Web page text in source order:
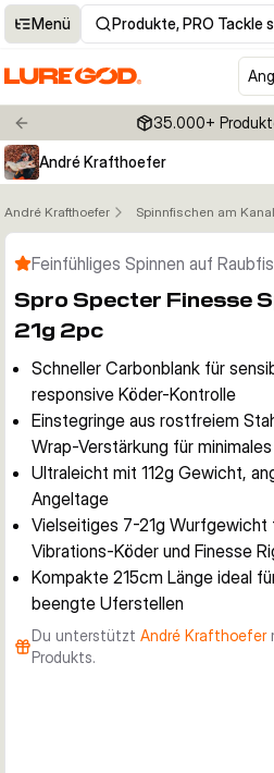
Menü Produkte, PRO Tackle
Previous slide 35.000+
André Krafthoefer
André Krafthoefer Spinnfischen am Kanal
Feinfühliges Spinnen auf
Spro Specter Finesse
21g 2pc
Schneller Carbonblank für
responsive Köder-Kontrolle
Einstegringe aus rostfreiem
Wrap-Verstärkung für
Ultraleicht mit 112g Gewicht,
Angeltage
Vielseitiges 7-21g Wurfgewicht
Vibrations-Köder und Finesse
Kompakte 215cm Länge ideal
beengte Uferstellen
Du unterstützt André Krafthoefer
Produkts.